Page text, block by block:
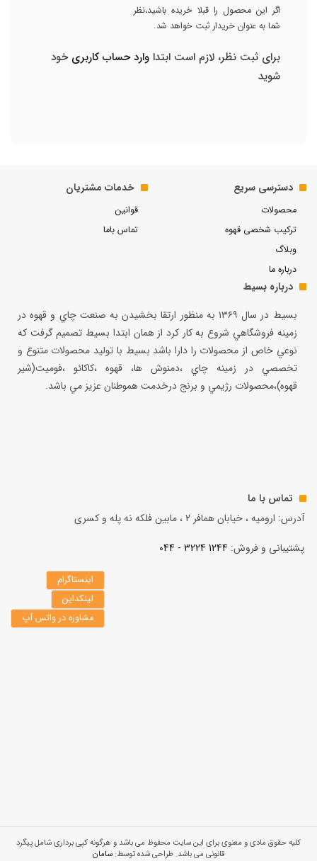
اگر این محصول را قبلا خریده باشید،نظر
شما به عنوان خریدار ثبت خواهد شد.
برای ثبت نظر، لازم است ابتدا وارد حساب کاربریخود
شوید
دسترسی سریع
محصولات
ترکیب شخصی قهوه
وبلاگ
درباره ما
خدمات مشتریان
قوانین
تماس باما
درباره بسیط
بسيط در سال ۱۳۶۹ به منظور ارتقا بخشيدن به صنعت چاي و قهوه در
زمينه فروشگاهي شروع به كار كرد از همان ابتدا بسيط تصميم گرفت كه
نوعي خاص از محصولات را دارا باشد بسيط با توليد محصولات متنوع و
تخصصي در زمينه چاي ،دمنوش ها، قهوه ،كاكائو ،فوميت(شير
قهوه)،محصولات رژيمي و برنج درخدمت هموطنان عزيز مي باشد.
تماس با ما
آدرس: ارومیه ، خیابان همافر 2 ، مابين فلكه نه پله و کسری
پشتیبانی و فروش: 1244 3224 - 044
اینستاگرام
لینکداین
مشاوره در واتس آپ
کلیه حقوق مادی و معنوی برای این سایت محفوظ می باشد و هرگونه کپی برداری شامل پیگرد
قانونی می باشد. طراحی شده توسط:سامان